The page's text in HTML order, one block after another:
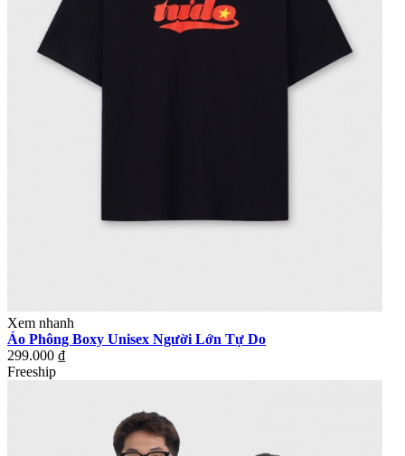
Xem nhanh
Áo Phông Boxy Unisex Người Lớn Tự Do
299.000 ₫
Freeship